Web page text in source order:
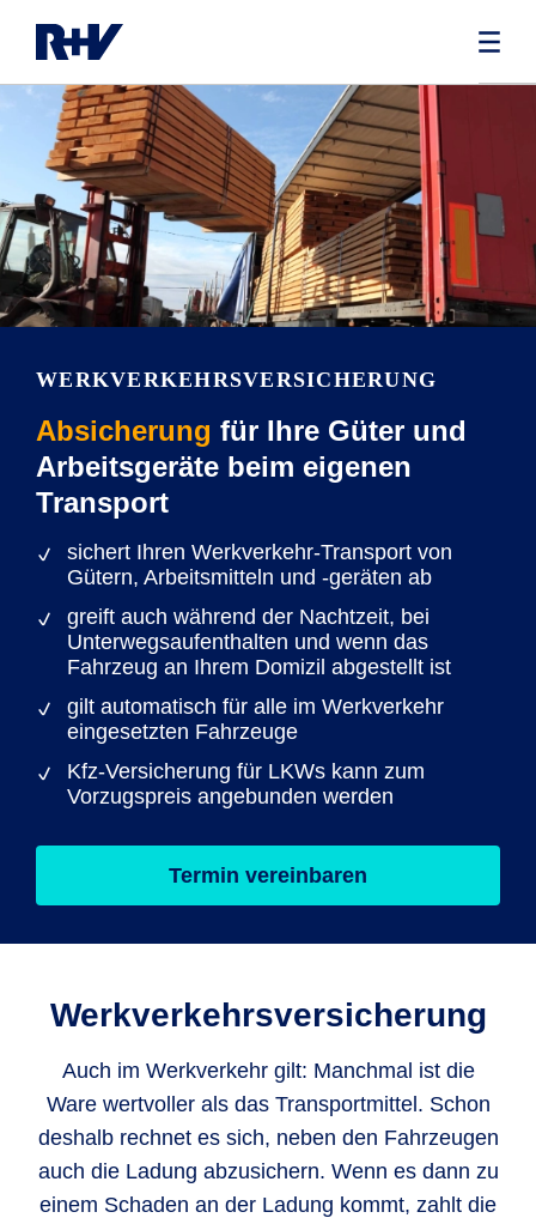
WERKVERKEHRS­VERSICHERUNG
Absicherung für Ihre Güter und
Arbeitsgeräte beim eigenen
Transport
sichert Ihren Werkverkehr-Transport von
Gütern, Arbeitsmitteln und -geräten ab
greift auch während der Nachtzeit, bei
Unterwegs­aufenthalten und wenn das
Fahrzeug an Ihrem Domizil abgestellt ist
gilt automatisch für alle im Werkverkehr
eingesetzten Fahrzeuge
Kfz-Versicherung für LKWs kann zum
Vorzugspreis angebunden werden
Termin vereinbaren
Werkverkehrs­versicherung
Auch im Werkverkehr gilt: Manchmal ist die
Ware wertvoller als das Transportmittel. Schon
deshalb rechnet es sich, neben den Fahrzeugen
auch die Ladung abzusichern. Wenn es dann zu
einem Schaden an der Ladung kommt, zahlt die